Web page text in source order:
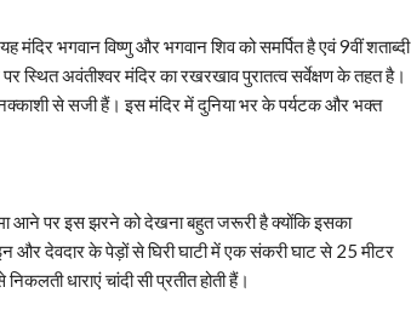
भगवान विष्णु और भगवान शिव को स‍मर्पित है एवं 9वीं शताब्दी
पर स्थित अवंतीश्वर मंदिर का रखरखाव पुरातत्व सर्वेक्षण के तहत है।
से सजी हैं। इस मंदिर में दुनिया भर के पर्यटक और भक्त
आने पर इस झरने को देखना बहुत जरूरी है क्‍योंकि इसका
और देवदार के पेड़ों से घिरी घाटी में एक संकरी घाट से 25 मीटर
धाराएं चांदी सी प्रतीत होती हैं।